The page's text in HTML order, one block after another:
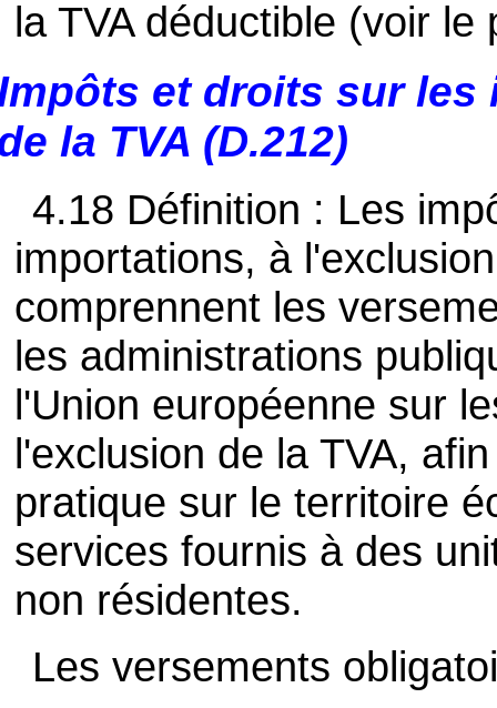
la TVA déductible (voir le
et droits sur
la TVA (D.212)
4.18 Définition : Les
importations, à
comprennent les
les administrations
l'Union européenne sur
l'exclusion de la TVA,
pratique sur le territoire
services fournis à des
non résidentes.
Les versements